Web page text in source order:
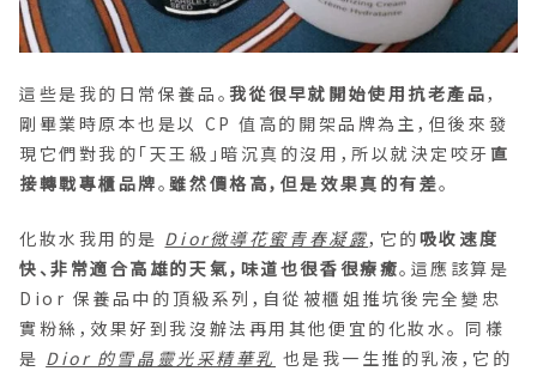
這些是我的日常保養品。 我從很早就開始使用抗老產品，
剛畢業時原本也是以 CP 值高的開架品牌為主，但後來發
現它們對我的「天王級」暗沉真的沒用，所以就決定咬牙 直
接轉戰專櫃品牌。 雖然價格高，但是效果真的有差。
化妝水我用的是 Dior微導花蜜青春凝露，它的吸收速度
快、非常適合高雄的天氣，味道也很香很療癒。這應該算是
Dior 保養品中的頂級系列，自從被櫃姐推坑後完全變忠
實粉絲，效果好到我沒辦法再用其他便宜的化妝水。 同樣
是 Dior 的雪晶靈光采精華乳 也是我一生推的乳液，它的